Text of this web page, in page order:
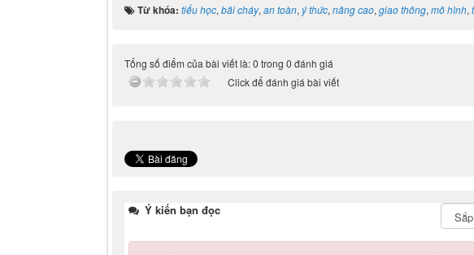
Từ khóa: tiểu học , an toàn ý thức nâng cao